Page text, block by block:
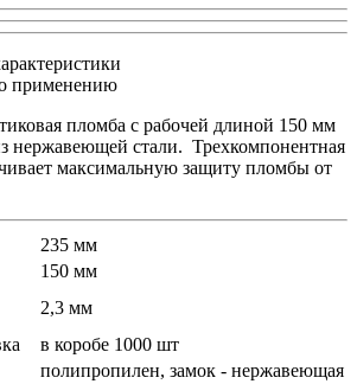
применению
пломба с рабочей длиной 150 мм
нержавеющей стали. Трехкомпонентная
максимальную защиту пломбы от
235 мм
150 мм
2,3 мм
в коробе 1000 шт
полипропилен, замок - нержавеющая